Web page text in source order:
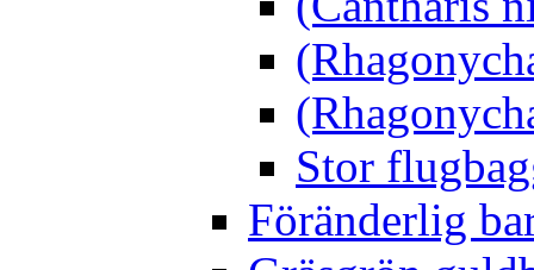
Stor
Föränderlig